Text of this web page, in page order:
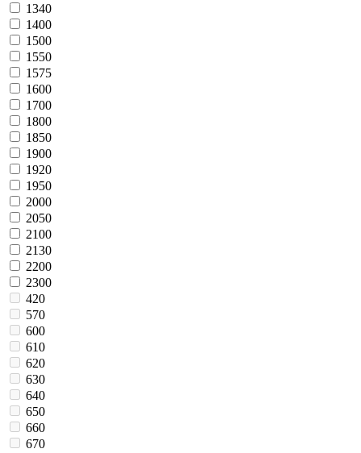
1340
1400
1500
1550
1575
1600
1700
1800
1850
1900
1920
1950
2000
2050
2100
2130
2200
2300
420
570
600
610
620
630
640
650
660
670